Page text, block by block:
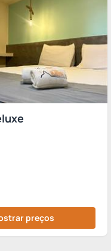
preços